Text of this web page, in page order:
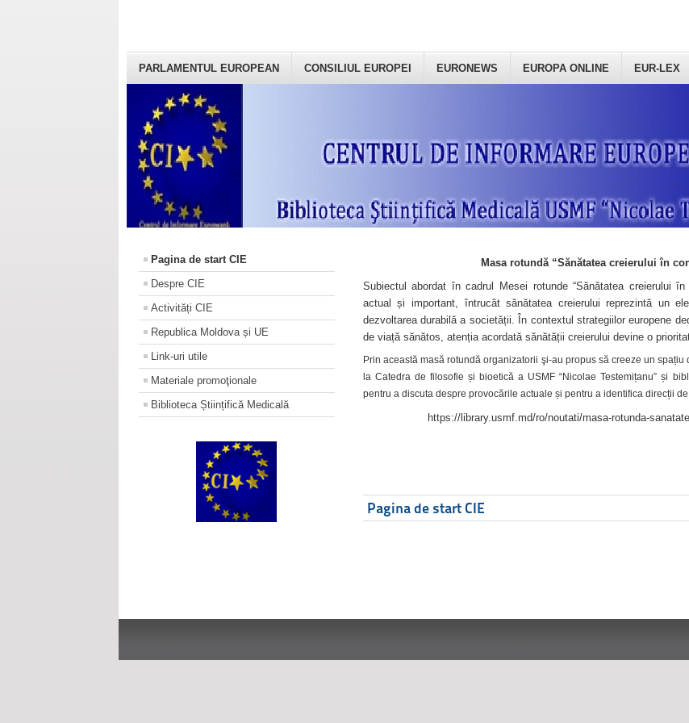
PARLAMENTUL EUROPEAN CONSILIUL EUROPEI EURONEWS EUROPA ONLINE EUR-LEX
Pagina de start CIE
Despre CIE
Activități CIE
Republica Moldova și UE
Link-uri utile
Materiale promoţionale
Biblioteca Științifică Medicală
Masa rotundă “Sănătatea creierului în
Subiectul abordat în cadrul Mesei rotunde “Sănătatea creierului
actual și important, întrucât sănătatea creierului reprezintă un
dezvoltarea durabilă a societății. În contextul strategiilor europene
de viață sănătos, atenția acordată sănătății creierului devine o
Prin această masă rotundă organizatorii şi-au propus să creeze un
la Catedra de filosofie și bioetică a USMF “Nicolae Testemițanu” și
pentru a discuta despre provocările actuale și pentru a identifica direcții
https://library.usmf.md/ro/noutati/masa-rotunda-
Pagina de start CIE